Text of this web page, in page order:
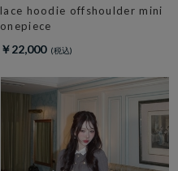
lace hoodie offshoulder mini
onepiece
￥22,000